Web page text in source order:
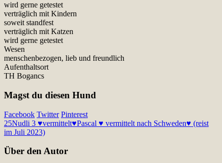
wird gerne getestet
verträglich mit Kindern
soweit standfest
verträglich mit Katzen
wird gerne getestet
Wesen
menschenbezogen, lieb und freundlich
Aufenthaltsort
TH Bogancs
Magst du diesen Hund
Facebook Twitter Pinterest
25Nudli 3 ♥vermittelt♥Pascal ♥ vermittelt nach Schweden♥ (reist
im Juli 2023)
Über den Autor